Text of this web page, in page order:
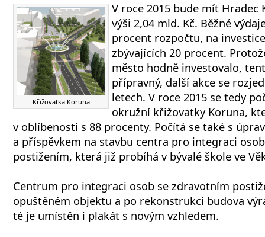
Křižovatka Koruna
V roce 2015 bude mít Hradec
výši 2,04 mld. Kč. Běžné
procent rozpočtu, na
zbývajících 20 procent.
město hodně investovalo,
přípravný, další akce se
letech. V roce 2015 se tedy
okružní křižovatky Koruna,
v oblíbenosti s 88 procenty. Počítá se také s
a příspěvkem na stavbu centra pro integraci
postižením, která již probíhá v bývalé škole ve
Centrum pro integraci osob se zdravotním
opuštěném objektu a po rekonstrukci budova
té je umístěn i plakát s novým vzhledem.